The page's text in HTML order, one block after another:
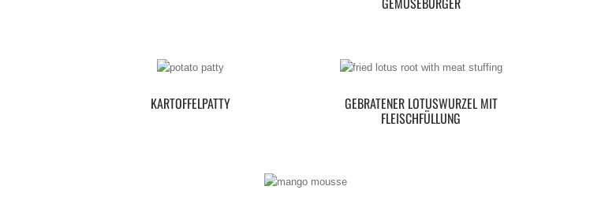
KARTOFFELPATTY GEBRATENER LOTUSWURZEL MIT
FLEISCHFÜLLUNG